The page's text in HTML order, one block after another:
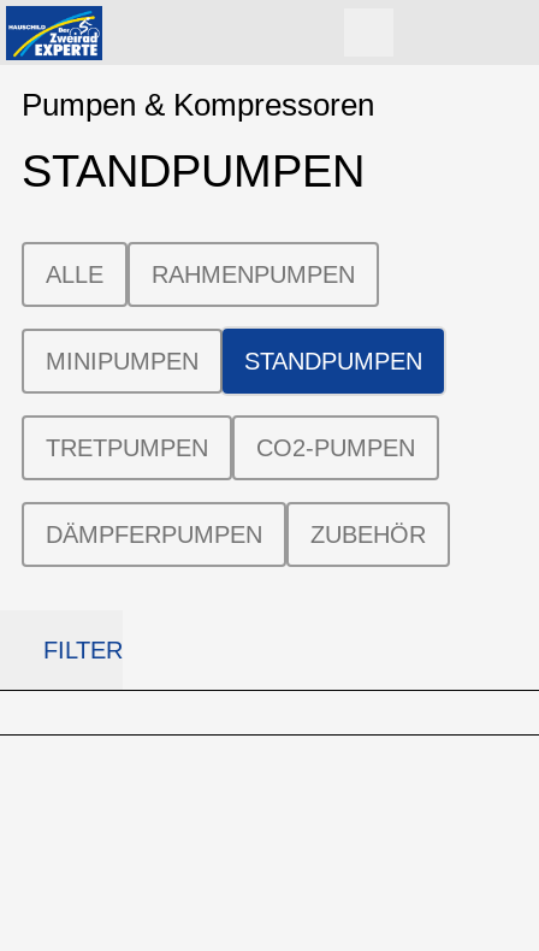
Pumpen & Kompressoren
STANDPUMPEN
ALLE RAHMENPUMPEN
MINIPUMPEN STANDPUMPEN
TRETPUMPEN CO2-PUMPEN
DÄMPFERPUMPEN ZUBEHÖR
FILTER